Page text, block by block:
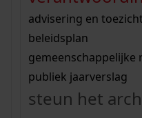
bouwvergunningen
vergunningen
beeld en geluid
uitleg nodig?
Wij helpen u op weg
bekijk alle zoektips
Wij helpen u op weg
bekijk alle zoektips
bekijk ons
advisering en toezicht
beleidsplan
gemeenschappelijke
publiek jaarverslag
steun het
Mijn Studiezaal (inloggen)